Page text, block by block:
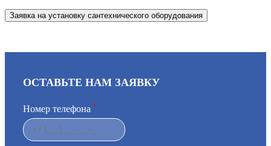
ОСТАВЬТЕ НАМ ЗАЯВКУ
Номер телефона *